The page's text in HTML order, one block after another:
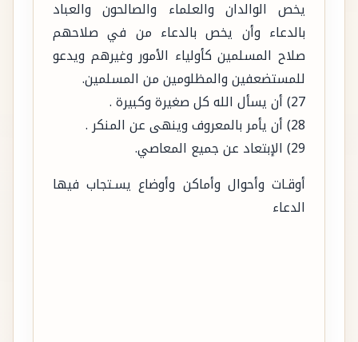
صلاح المسلمين كأولياء الأمور وغيرهم ويدعو
للمستضعفين والمظلومين من المسلمين.
27) أن يسأل الله كل صغيرة وكبيرة .
28) أن يأمر بالمعروف وينهى عن المنكر .
29) الإبتعاد عن جميع المعاصي.
أوقـات وأحوال وأماكن وأوضاع يسـتجاب فيها
الدعاء